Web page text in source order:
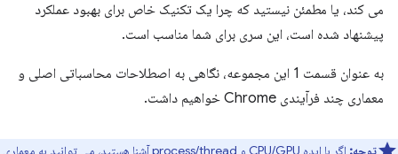
می کند، یا مطمئن نیستید که چرا یک تکنیک خاص برای بهبود عملکرد
پیشنهاد شده است، این سری برای شما مناسب است.
به عنوان قسمت 1 این مجموعه، نگاهی به اصطلاحات محاسباتی اصلی و
معماری چند فرآیندی Chrome خواهیم داشت.
توجه: اگر با ایده CPU/GPU و process/thread آشنا هستید، می توانید به
معماری